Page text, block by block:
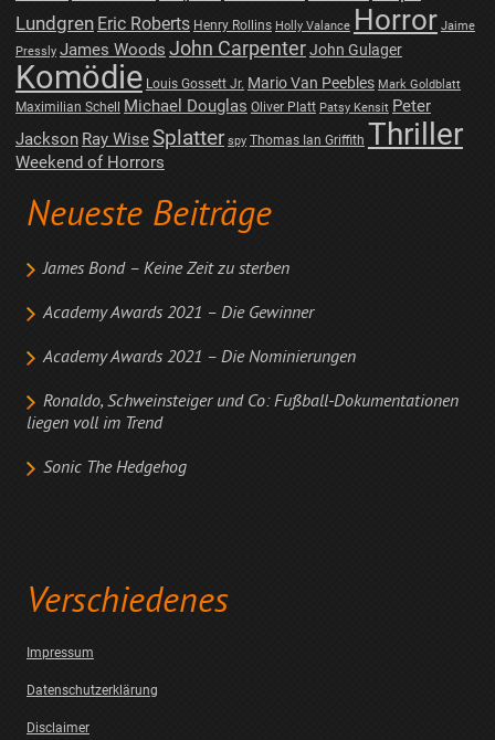
Lundgren Eric Roberts Henry Rollins Holly Valance Horror Jaime
Pressly James Woods John CarpenterJohn Gulager
Komödie Louis Gossett Jr. Mario Van Peebles Mark Goldblatt
Maximilian Schell Michael Douglas Oliver Platt Patsy Kensit Peter
Jackson Ray WiseSplatter spy Thomas Ian Griffith Thriller
Weekend of Horrors
Neueste Beiträge
James Bond – Keine Zeit zu sterben
Academy Awards 2021 – Die Gewinner
Academy Awards 2021 – Die Nominierungen
Ronaldo, Schweinsteiger und Co: Fußball-Dokumentationen
liegen voll im Trend
Sonic The Hedgehog
Verschiedenes
Impressum
Datenschutzerklärung
Disclaimer